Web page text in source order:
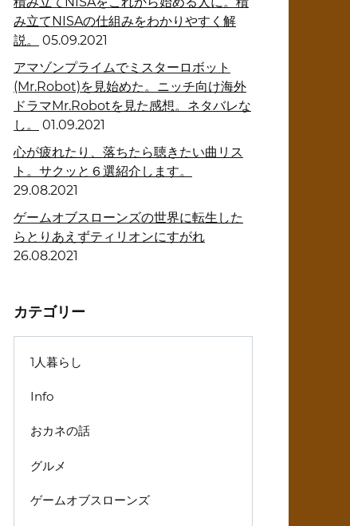
み立てNISAの仕組みをわかりやすく解
説。
05.09.2021
アマゾンプライムでミスターロボット
(Mr.Robot)を見始めた。ニッチ向け海外
ドラマMr.Robotを見た感想。ネタバレな
し。
01.09.2021
心が疲れたり、落ちたら聴きたい曲リス
ト。サクッと６選紹介します。
29.08.2021
ゲームオブスローンズの世界に転生した
らとりあえずティリオンにすがれ
26.08.2021
カテゴリー
1人暮らし
Info
おカネの話
グルメ
ゲームオブスローンズ